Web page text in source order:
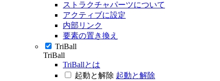
ストラクチャパーツについて
アクティブに設定
内部リンク
要素の置き換え
TriBall
TriBall
TriBallとは
起動と解除 起動と解除